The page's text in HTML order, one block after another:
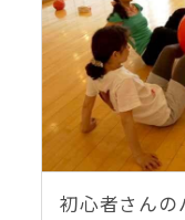
初心者さんの